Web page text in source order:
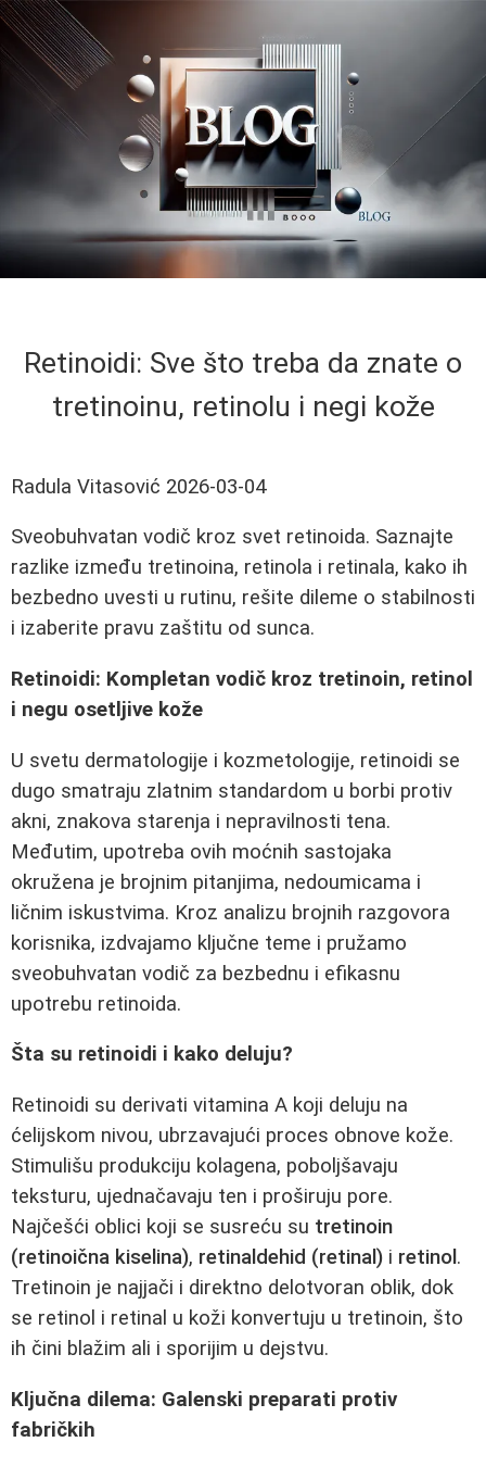
Retinoidi: Sve što treba da znate o
tretinoinu, retinolu i negi kože
Radula Vitasović 2026-03-04
Sveobuhvatan vodič kroz svet retinoida. Saznajte
razlike između tretinoina, retinola i retinala, kako ih
bezbedno uvesti u rutinu, rešite dileme o stabilnosti
i izaberite pravu zaštitu od sunca.
Retinoidi: Kompletan vodič kroz tretinoin, retinol
i negu osetljive kože
U svetu dermatologije i kozmetologije, retinoidi se
dugo smatraju zlatnim standardom u borbi protiv
akni, znakova starenja i nepravilnosti tena.
Međutim, upotreba ovih moćnih sastojaka
okružena je brojnim pitanjima, nedoumicama i
ličnim iskustvima. Kroz analizu brojnih razgovora
korisnika, izdvajamo ključne teme i pružamo
sveobuhvatan vodič za bezbednu i efikasnu
upotrebu retinoida.
Šta su retinoidi i kako deluju?
Retinoidi su derivati vitamina A koji deluju na
ćelijskom nivou, ubrzavajući proces obnove kože.
Stimulišu produkciju kolagena, poboljšavaju
teksturu, ujednačavaju ten i proširuju pore.
Najčešći oblici koji se susreću su tretinoin
(retinoična kiselina), retinaldehid (retinal) i retinol .
Tretinoin je najjači i direktno delotvoran oblik, dok
se retinol i retinal u koži konvertuju u tretinoin, što
ih čini blažim ali i sporijim u dejstvu.
Ključna dilema: Galenski preparati protiv
fabričkih